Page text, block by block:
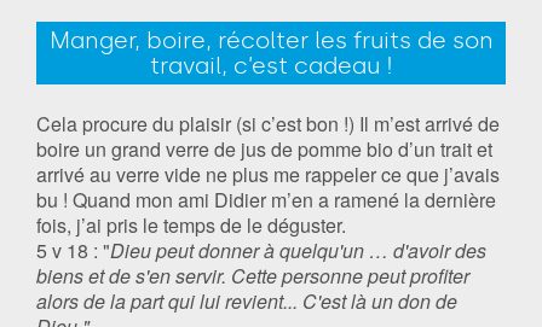
Manger, boire, récolter les fruits de son
travail, c’est cadeau !
Cela procure du plaisir (si c’est bon !) Il m’est arrivé de
boire un grand verre de jus de pomme bio d’un trait et
arrivé au verre vide ne plus me rappeler ce que j’avais
bu ! Quand mon ami Didier m’en a ramené la dernière
fois, j’ai pris le temps de le déguster.
5 v 18 : "Dieu peut donner à quelqu'un … d'avoir des
biens et de s'en servir. Cette personne peut profiter
alors de la part qui lui revient... C'est là un don de